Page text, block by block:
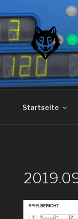
Startseite